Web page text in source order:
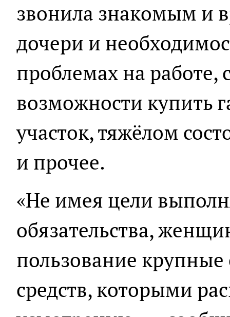
звонила знакомым и
дочери и
проблемах на работе,
возможности купить
участок, тяжёлом
и прочее.
«Не имея цели
обязательства,
пользование
средств, которыми